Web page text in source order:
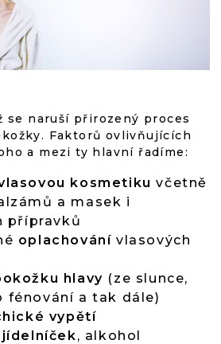
se naruší přirozený proces
Faktorů ovlivňujících
a mezi ty hlavní řadíme:
kosmetiku včetně
a masek i
přípravků
oplachování vlasových
hlavy (ze slunce,
fénování a tak dále)
vypětí
jídelníček, alkohol